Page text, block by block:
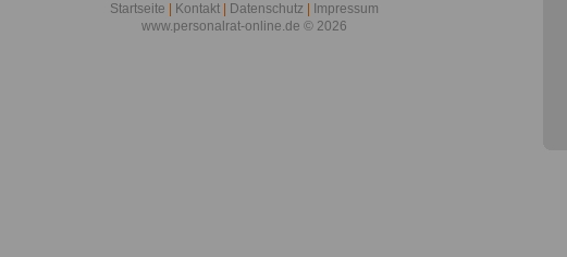
Startseite Kontakt Datenschutz
Impressum
www.personalrat-online.de © 2026